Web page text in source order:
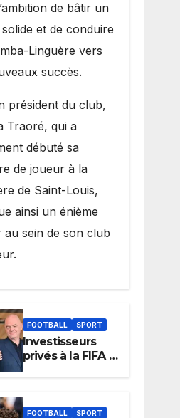
de bâtir un
et de conduire
Linguère vers
succès.
président du club,
Traoré, qui a
débuté sa
de joueur à la
de Saint-Louis,
ainsi un énième
au sein de son club
FOOTBALL SPORT
Investisseurs
privés à la FIFA :
Arsène Wenger,
cabinet
d’Infantino, brise
FOOTBALL SPORT